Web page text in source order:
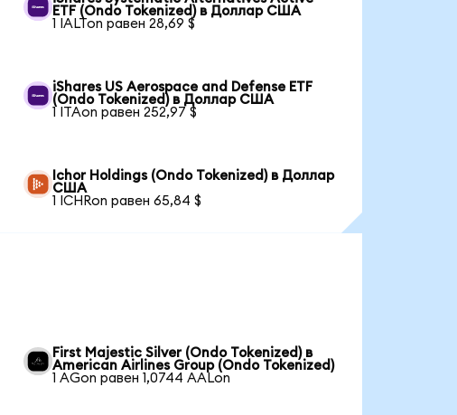
ETF (Ondo Tokenized) в Доллар США
1 IALTon равен 28,69 $
iShares US Aerospace and Defense ETF
(Ondo Tokenized) в Доллар США
1 ITAon равен 252,97 $
Ichor Holdings (Ondo Tokenized) в Доллар
США
1 ICHRon равен 65,84 $
First Majestic Silver (Ondo Tokenized) в
American Airlines Group (Ondo Tokenized)
1 AGon равен 1,0744 AALon